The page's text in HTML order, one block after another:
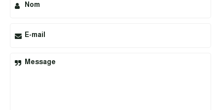
Nom
E-mail
Message